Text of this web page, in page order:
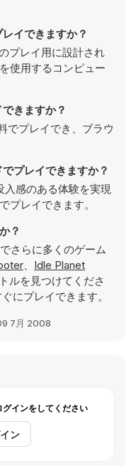
イできますか？
プレイ用に設計され
使用するコンピュー
きますか？
でプレイでき、ブラウ
プレイできますか？
感のある体験を実現
プレイできます。
？
さらに多くのゲーム
、 Idle Planet
ルを見つけてくださ
にプレイできます。
7月 2008
インをしてください
ン